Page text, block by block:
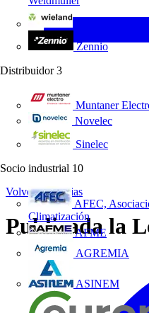
Zennio
Distribuidor 3
Muntaner
Novelec
Sinelec
Socio industrial 10
AFEC,
Climatización
AFME
AGREMIA
ASINEM
Volver a Noticias
Publicada la